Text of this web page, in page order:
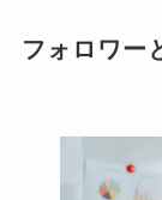
フォロワー